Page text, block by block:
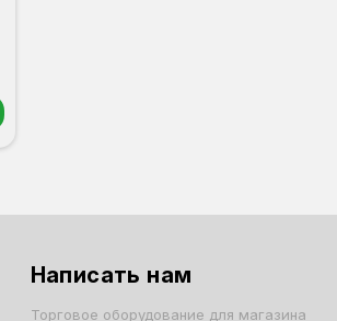
Написать нам
Торговое оборудование для магазина